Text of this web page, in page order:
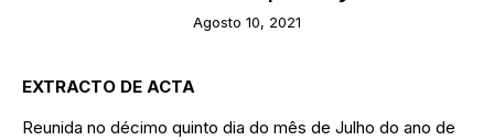
Agosto 10, 2021
EXTRACTO DE ACTA
Reunida no décimo quinto dia do mês de Julho do ano de